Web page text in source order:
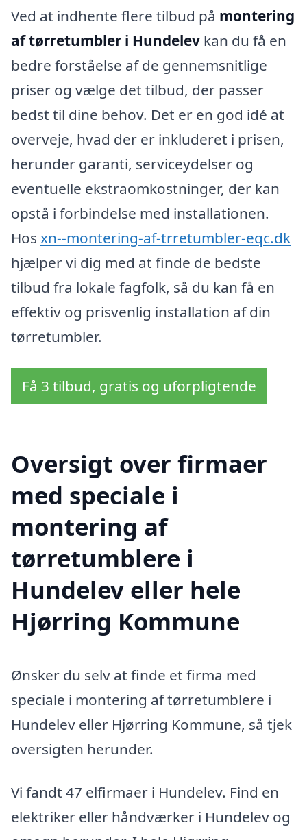
Ved at indhente flere tilbud på montering
af tørretumbler i Hundelev kan du få en
bedre forståelse af de gennemsnitlige
priser og vælge det tilbud, der passer
bedst til dine behov. Det er en god idé at
overveje, hvad der er inkluderet i prisen,
herunder garanti, serviceydelser og
eventuelle ekstraomkostninger, der kan
opstå i forbindelse med installationen.
Hos xn--montering-af-trretumbler-eqc.dk
hjælper vi dig med at finde de bedste
tilbud fra lokale fagfolk, så du kan få en
effektiv og prisvenlig installation af din
tørretumbler.
Få 3 tilbud, gratis og uforpligtende
Oversigt over firmaer
med speciale i
montering af
tørretumblere i
Hundelev eller hele
Hjørring Kommune
Ønsker du selv at finde et firma med
speciale i montering af tørretumblere i
Hundelev eller Hjørring Kommune, så tjek
oversigten herunder.
Vi fandt 47 elfirmaer i Hundelev. Find en
elektriker eller håndværker i Hundelev og